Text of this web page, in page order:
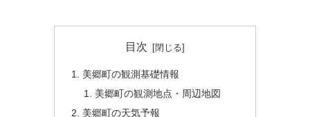
目次
美郷町の観測基礎情報
美郷町の観測地点・周辺地図
美郷町の天気予報